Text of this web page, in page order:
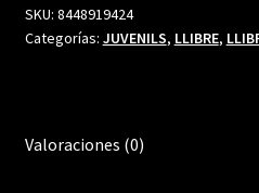
SKU: 8448919424
Categorías: JUVENILS, LLIBRE,
Valoraciones (0)